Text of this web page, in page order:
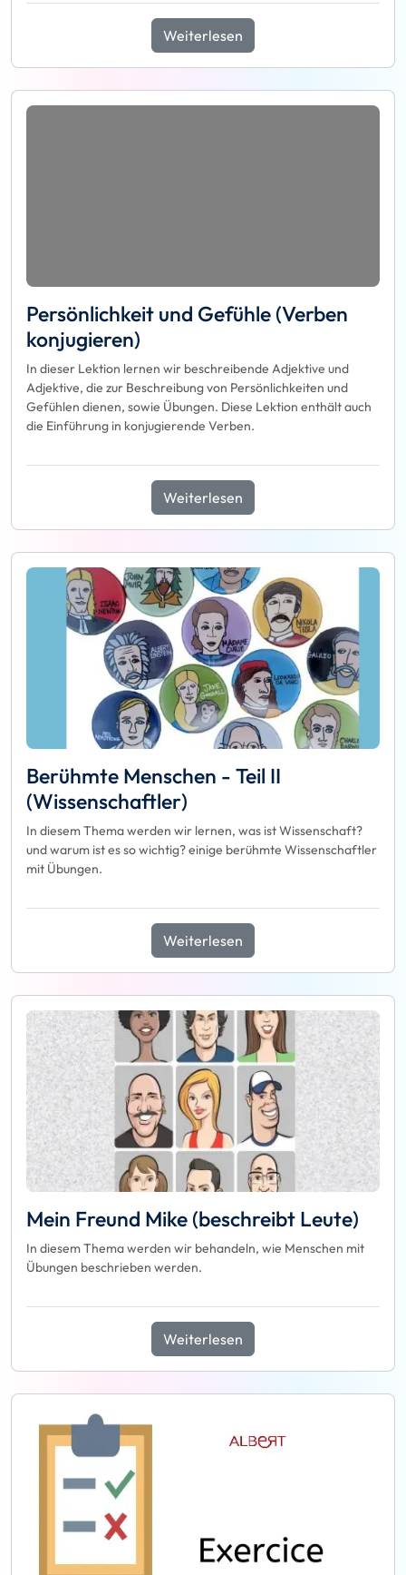
Weiterlesen
Persönlichkeit und Gefühle (Verben
konjugieren)
In dieser Lektion lernen wir beschreibende Adjektive und
Adjektive, die zur Beschreibung von Persönlichkeiten und
Gefühlen dienen, sowie Übungen. Diese Lektion enthält auch
die Einführung in konjugierende Verben.
Weiterlesen
Berühmte Menschen - Teil II
(Wissenschaftler)
In diesem Thema werden wir lernen, was ist Wissenschaft?
und warum ist es so wichtig? einige berühmte Wissenschaftler
mit Übungen.
Weiterlesen
Mein Freund Mike (beschreibt Leute)
In diesem Thema werden wir behandeln, wie Menschen mit
Übungen beschrieben werden.
Weiterlesen